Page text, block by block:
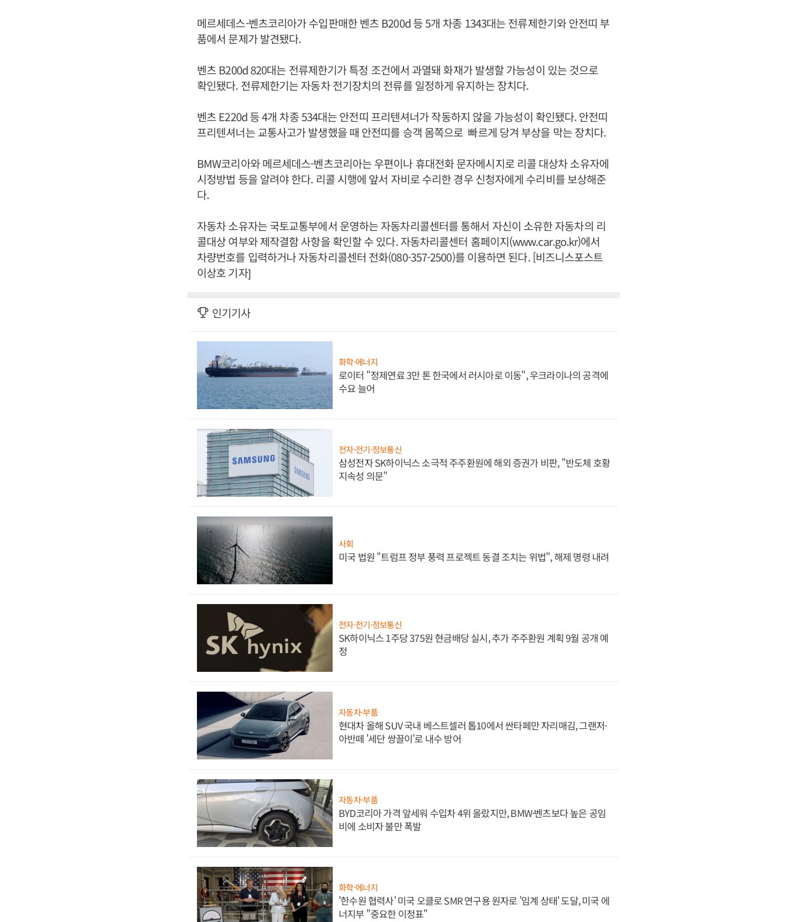
메르세데스-벤츠코리아가 수입판매한 벤츠 B200d 등 5개 차종 1343대는 전류제한기와 안전띠 부
품에서 문제가 발견됐다.
벤츠 B200d 820대는 전류제한기가 특정 조건에서 과열돼 화재가 발생할 가능성이 있는 것으로
확인됐다. 전류제한기는 자동차 전기장치의 전류를 일정하게 유지하는 장치다.
벤츠 E220d 등 4개 차종 534대는 안전띠 프리텐셔너가 작동하지 않을 가능성이 확인됐다. 안전띠
프리텐셔너는 교통사고가 발생했을 때 안전띠를 승객 몸쪽으로 빠르게 당겨 부상을 막는 장치다.
BMW코리아와 메르세데스-벤츠코리아는 우편이나 휴대전화 문자메시지로 리콜 대상차 소유자에
시정방법 등을 알려야 한다. 리콜 시행에 앞서 자비로 수리한 경우 신청자에게 수리비를 보상해준
다.
자동차 소유자는 국토교통부에서 운영하는 자동차리콜센터를 통해서 자신이 소유한 자동차의 리
콜대상 여부와 제작결함 사항을 확인할 수 있다. 자동차리콜센터 홈페이지(www.car.go.kr)에서
차량번호를 입력하거나 자동차리콜센터 전화(080-357-2500)를 이용하면 된다. [비즈니스포스트
이상호 기자]
인기기사
화학·에너지
로이터 "정제연료 3만 톤 한국에서 러시아로 이동", 우크라이나의 공격에
수요 늘어
전자·전기·정보통신
삼성전자 SK하이닉스 소극적 주주환원에 해외 증권가 비판, "반도체 호황
지속성 의문"
사회
미국 법원 "트럼프 정부 풍력 프로젝트 동결 조치는 위법", 해제 명령 내려
전자·전기·정보통신
SK하이닉스 1주당 375원 현금배당 실시, 추가 주주환원 계획 9월 공개 예
정
자동차·부품
현대차 올해 SUV 국내 베스트셀러 톱10에서 싼타페만 자리매김, 그랜저·
아반떼 '세단 쌍끌이'로 내수 방어
자동차·부품
BYD코리아 가격 앞세워 수입차 4위 올랐지만, BMW·벤츠보다 높은 공임
비에 소비자 불만 폭발
화학·에너지
'한수원 협력사' 미국 오클로 SMR 연구용 원자로 '임계 상태' 도달, 미국 에
너지부 "중요한 이정표"